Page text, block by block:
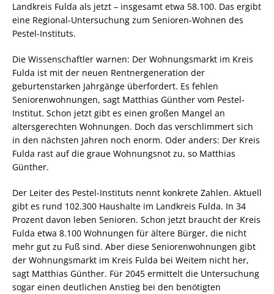
Landkreis Fulda als jetzt – insgesamt etwa 58.100. Das ergibt
eine Regional-Untersuchung zum Senioren-Wohnen des
Pestel-Instituts.
Die Wissenschaftler warnen: Der Wohnungsmarkt im Kreis
Fulda ist mit der neuen Rentnergeneration der
geburtenstarken Jahrgänge überfordert. Es fehlen
Seniorenwohnungen, sagt Matthias Günther vom Pestel-
Institut. Schon jetzt gibt es einen großen Mangel an
altersgerechten Wohnungen. Doch das verschlimmert sich
in den nächsten Jahren noch enorm. Oder anders: Der Kreis
Fulda rast auf die graue Wohnungsnot zu, so Matthias
Günther.
Der Leiter des Pestel-Instituts nennt konkrete Zahlen. Aktuell
gibt es rund 102.300 Haushalte im Landkreis Fulda. In 34
Prozent davon leben Senioren. Schon jetzt braucht der Kreis
Fulda etwa 8.100 Wohnungen für ältere Bürger, die nicht
mehr gut zu Fuß sind. Aber diese Seniorenwohnungen gibt
der Wohnungsmarkt im Kreis Fulda bei Weitem nicht her,
sagt Matthias Günther. Für 2045 ermittelt die Untersuchung
sogar einen deutlichen Anstieg bei den benötigten